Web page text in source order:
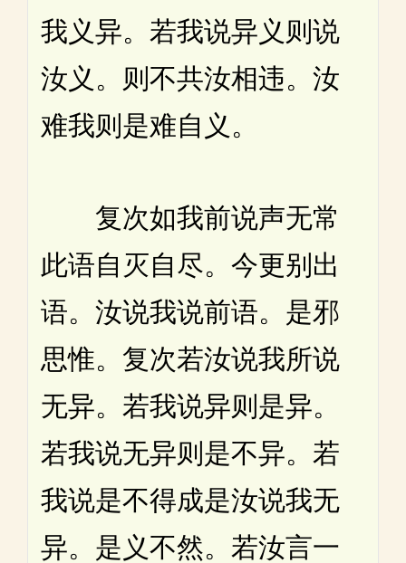
我义异。若我说异义则说
汝义。则不共汝相违。汝
难我则是难自义。
复次如我前说声无常
此语自灭自尽。今更别出
语。汝说我说前语。是邪
思惟。复次若汝说我所说
无异。若我说异则是异。
若我说无异则是不异。若
我说是不得成是汝说我无
异。是义不然。若汝言一